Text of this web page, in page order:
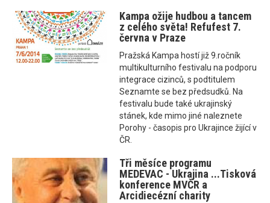
Kampa ožije hudbou a tancem
z celého světa! Refufest 7.
června v Praze
Pražská Kampa hostí již 9.ročník
multikulturního festivalu na podporu
integrace cizinců, s podtitulem
Seznamte se bez předsudků. Na
festivalu bude také ukrajinský
stánek, kde mimo jiné naleznete
Porohy - časopis pro Ukrajince žijící v
ČR.
Tři měsíce programu
MEDEVAC - Ukrajina ...Tisková
konference MVČR a
Arcidiecézní charity